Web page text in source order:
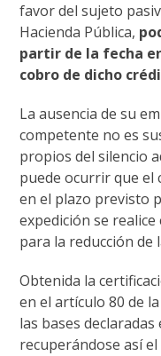
favor del sujeto
Hacienda Pública,
partir de la fecha
cobro de dicho
La ausencia de su
competente no es
propios del silencio
puede ocurrir que el
en el plazo previsto
expedición se
para la reducción de
Obtenida la
en el artículo 80 de
las bases
recuperándose así el